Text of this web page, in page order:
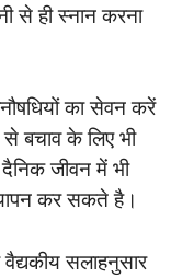
से ही स्नान करना
का सेवन करें
से बचाव के लिए भी
जीवन में भी
कर सकते है।
सलाहनुसार